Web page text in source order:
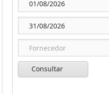
Consultar